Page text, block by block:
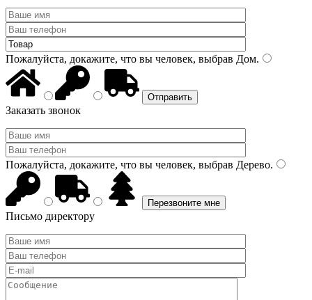
Пожалуйста, докажите, что вы человек, выбрав Дом.
Заказать звонок
Пожалуйста, докажите, что вы человек, выбрав Дерево.
Письмо директору